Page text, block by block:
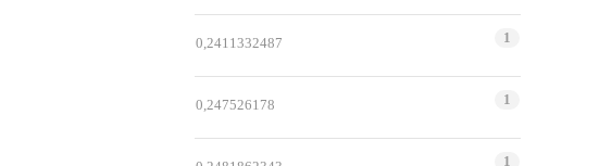
0,2411332487 1
0,247526178 1
1